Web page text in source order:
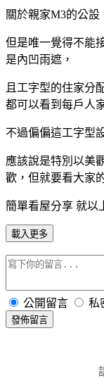
關於親家M3的公設
但是唯一覺得不能
是內凹雨遮，
且工字型的住家分
都可以看到每戶人
不過偏偏這工字型
應該說是特別以美
歡，但就要看大家
簡單看屋分享 就以
載入更多
公開留言 私
發佈留言